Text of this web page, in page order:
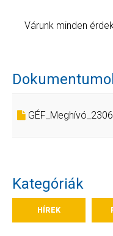
Várunk minden
Kategóriák
HÍREK